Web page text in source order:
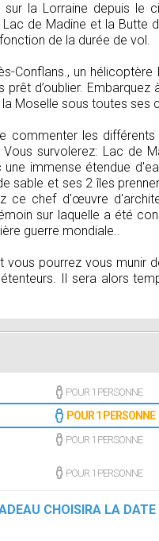
la Lorraine depuis le
de Madine et la Butte
de la durée de vol.
Conflans., un
d’oublier. Embarquez
Moselle sous toutes ses
commenter les
survolerez: Lac de
immense étendue
sable et ses 2 îles
ce chef d'œuvre
sur laquelle a été
guerre mondiale..
vous pourrez vous munir
Il sera alors
POUR 1 PERSONNE
POUR 1 PERSONNE
POUR 1 PERSONNE
POUR 1 PERSONNE
CHOISIRA LA